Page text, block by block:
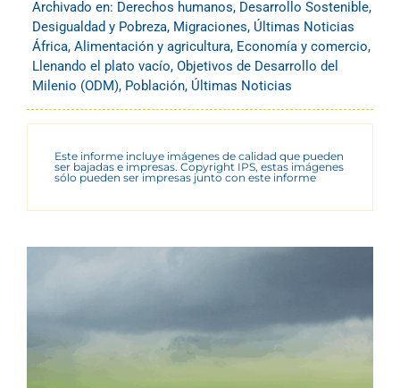
Archivado en: Derechos humanos, Desarrollo Sostenible,
Desigualdad y Pobreza, Migraciones, Últimas Noticias
África, Alimentación y agricultura, Economía y comercio,
Llenando el plato vacío, Objetivos de Desarrollo del
Milenio (ODM), Población, Últimas Noticias
Este informe incluye imágenes de calidad que pueden
ser bajadas e impresas. Copyright IPS, estas imágenes
sólo pueden ser impresas junto con este informe